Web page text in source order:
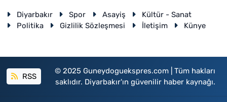
Diyarbakır Spor Asayiş
Kültür - Sanat
Politika
Gizlilik Sözleşmesi İletişim Künye
RSS
© 2025 Guneydoguekspres.com | Tüm hakları
saklıdır. Diyarbakır'ın güvenilir haber kaynağı.